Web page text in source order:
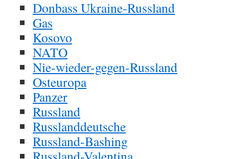
Donbass Ukraine-Russland
Gas
Kosovo
NATO
Nie-wieder-gegen-Russland
Osteuropa
Panzer
Russland
Russlanddeutsche
Russland-Bashing